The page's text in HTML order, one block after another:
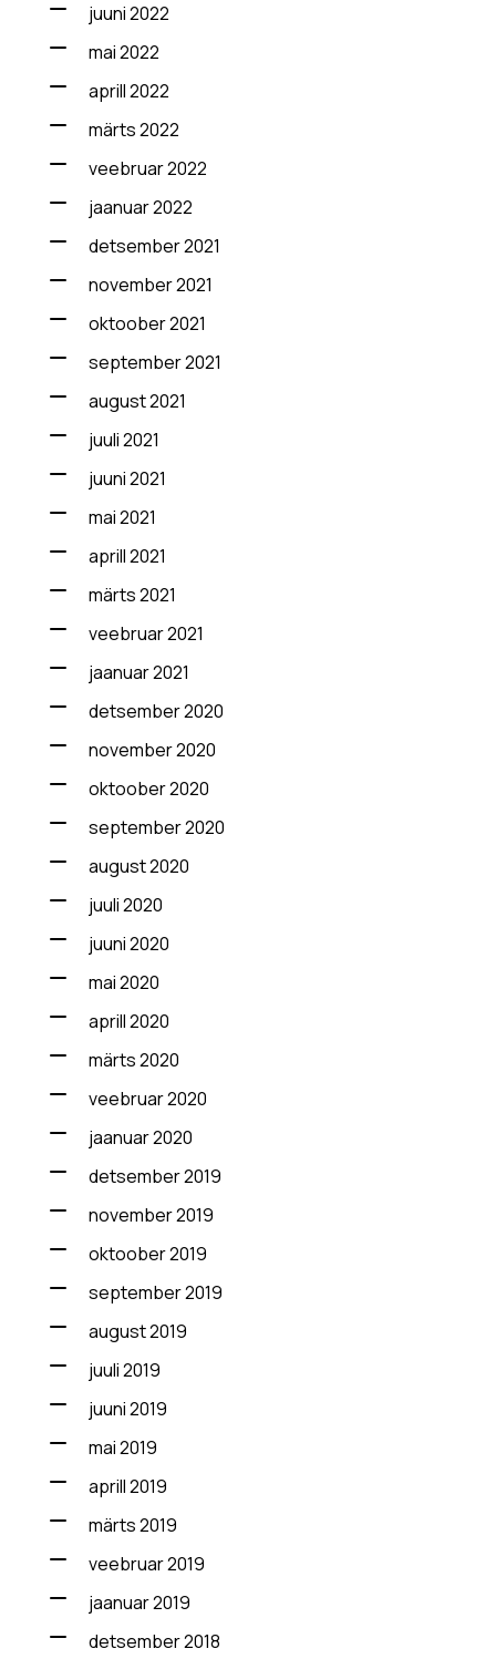
juuni 2022
mai 2022
aprill 2022
märts 2022
veebruar 2022
jaanuar 2022
detsember 2021
november 2021
oktoober 2021
september 2021
august 2021
juuli 2021
juuni 2021
mai 2021
aprill 2021
märts 2021
veebruar 2021
jaanuar 2021
detsember 2020
november 2020
oktoober 2020
september 2020
august 2020
juuli 2020
juuni 2020
mai 2020
aprill 2020
märts 2020
veebruar 2020
jaanuar 2020
detsember 2019
november 2019
oktoober 2019
september 2019
august 2019
juuli 2019
juuni 2019
mai 2019
aprill 2019
märts 2019
veebruar 2019
jaanuar 2019
detsember 2018